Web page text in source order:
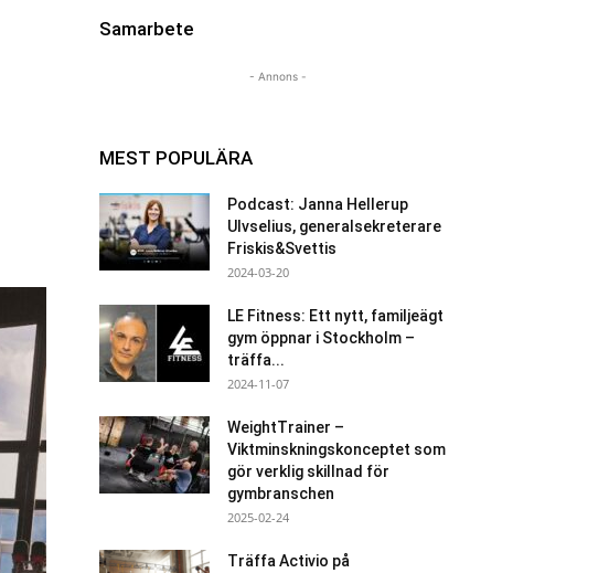
Samarbete
- Annons -
MEST POPULÄRA
Podcast: Janna Hellerup
Ulvselius, generalsekreterare
Friskis&Svettis
2024-03-20
LE Fitness: Ett nytt, familjeägt
gym öppnar i Stockholm –
träffa...
2024-11-07
WeightTrainer –
Viktminskningskonceptet som
gör verklig skillnad för
gymbranschen
2025-02-24
Träffa Activio på